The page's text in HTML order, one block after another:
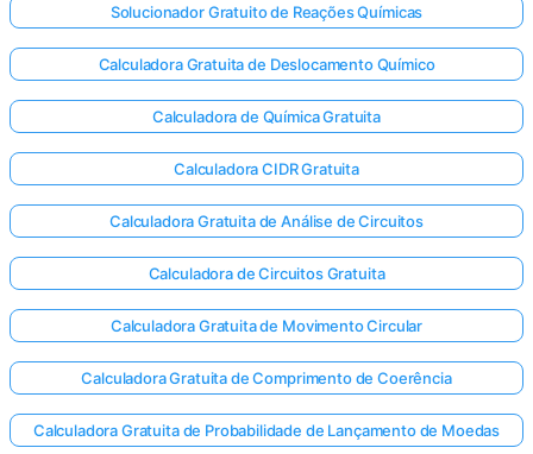
Solucionador Gratuito de Reações Químicas
Calculadora Gratuita de Deslocamento Químico
Calculadora de Química Gratuita
Calculadora CIDR Gratuita
Calculadora Gratuita de Análise de Circuitos
Calculadora de Circuitos Gratuita
Calculadora Gratuita de Movimento Circular
Calculadora Gratuita de Comprimento de Coerência
Calculadora Gratuita de Probabilidade de Lançamento de Moedas